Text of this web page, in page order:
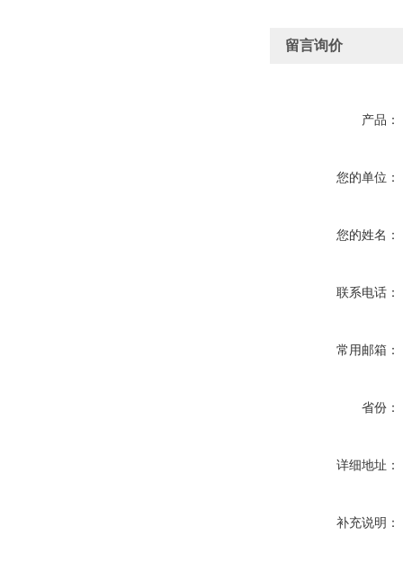
留言询价
产品：
您的单位：
您的姓名：
联系电话：
常用邮箱：
省份：
详细地址：
补充说明：